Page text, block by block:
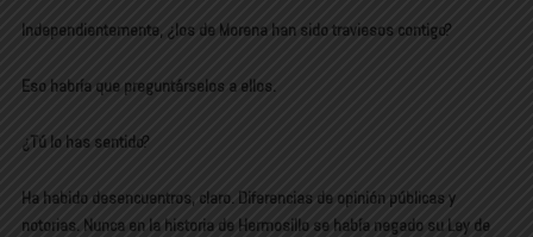
Independientemente, ¿los de Morena han sido traviesos contigo?
Eso habría que preguntárselos a ellos.
¿Tú lo has sentido?
Ha habido desencuentros, claro. Diferencias de opinión públicas y
notorias. Nunca en la historia de Hermosillo se había negado su Ley de